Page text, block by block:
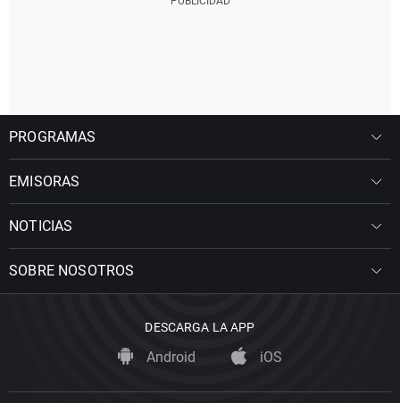
PROGRAMAS
EMISORAS
NOTICIAS
SOBRE NOSOTROS
DESCARGA LA APP
Android iOS